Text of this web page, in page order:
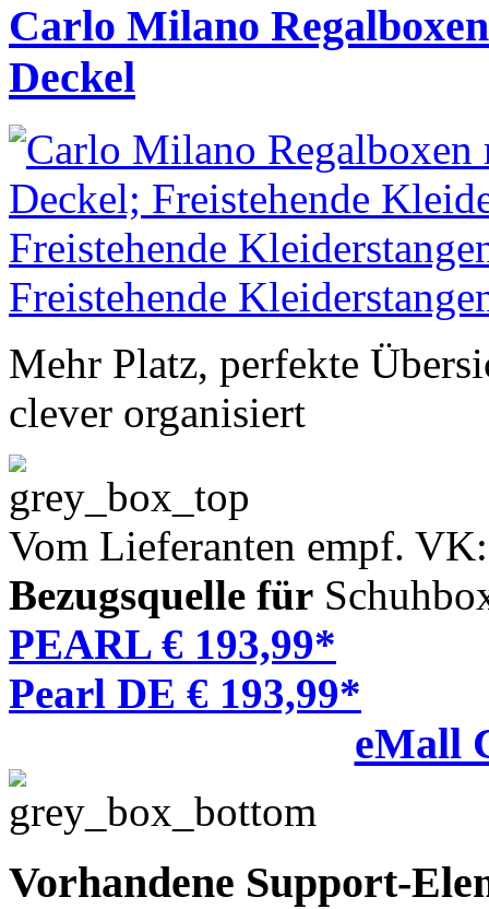
Carlo Milano
Deckel
Mehr Platz, perfekte
clever organisiert
Vom Lieferanten empf.
Bezugsquelle für
PEARL € 193,99*
Pearl DE € 193,99*
eMall
Vorhandene Support-